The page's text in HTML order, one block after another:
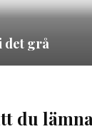
det grå
du